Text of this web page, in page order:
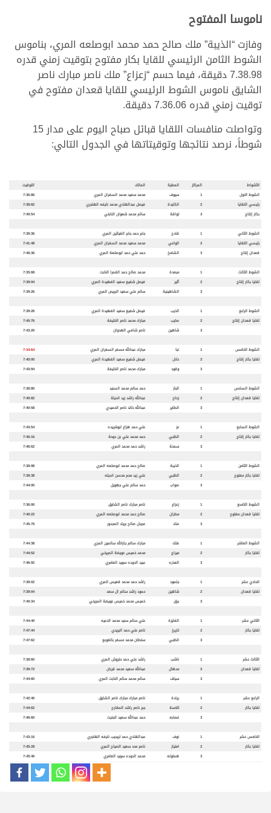
ناموسا المفتوح
وفازت “الذيبة” ملك صالح حمد محمد ابوصلعه المري، بناموس
الشوط الثامن الرئيسي للقايا بكار مفتوح بتوقيت زمني قدره
7.38.98 دقيقة، فيما حسم “زعزاع” ملك ناصر مبارك ناصر
الشايق ناموس الشوط الرئيسي للقايا قعدان مفتوح في
توقيت زمني قدره 7.36.06 دقيقة.
وتواصلت منافسات اللقايا قبائل صباح اليوم على مدار 15
شوطاً، نرصد نتائجها وتوقيتاتها في الجدول التالي:
الأشواط المراكز المطية المالك
التوقيت
الشوط الاول
1 سيوف محمد سعيد محمد السفران المري
7:36:86
رئيسي اللقايا
2 الكايدة فيصل عبدالهادي محمد نايفه الهاجري
7:38:82
بكار إنتاج
3 تواقة سالم محمد شعوان النابتي 7:40:54
الشوط الثاني 1 قادح جابر حمد جابر الغياثين المري
7:39:36
رئيسي اللقايا
2 الواعي محمد سعيد محمد السفران المري
7:41:48
قعدان إنتاج
3 الشامخ حمد علي حمد ابوصلعة المري 7:46:36
الشوط الثالث 1 مبعدة محمد صالح حمد القمرا النابت
7:35:68
لقايا بكار إنتاج
2 أثير فيصل شفيع سعيد الفهيدة المري
7:39:04
3
الشاهينية سالم علي سعيد البريص المري 7:39:26
الشوط الرابع 1 الذيب فيصل شفيع سعيد الفهيدة المري
7:39:26
لقايا قعدان إنتاج
2 صايب مبارك محمد ناصر الخليفة
7:40:76
3
شاهين ناصر شافي الهدوان 7:43:20
الشوط الخامس 1 نبا مبارك عبدالله مسفر السفران المري
7:34:64
لقايا بكار إنتاج
2 دلال فيصل شفيع سعيد الفهيدة المري
7:40:00
3
وقود مبارك محمد ناصر الخليفة 7:43:94
الشوط السادس 1 الباز حمد سالم محمد السنيد
7:38:80
لقايا قعدان إنتاج
2 زحاح عبدالله راشد زيد انديلة
7:40:82
3
الطاير عبدالله خالد ناصر الحميدي 7:40:58
الشوط السابع 1 عز علي حمد هزاع ابوشريده
7:43:54
لقايا بكار إنتاج
2 الظبي حمد محمد علي بن دوحة
7:45:16
3
سمحة راشد حمد محمد المري 7:46:62
الشوط الثامن 1 الذيبة صالح حمد محمد ابوصلعه المري
7:38:98
لقايا بكار مفتوح
2 الظبي علي زيد محم محسن انديله
7:39:38
3
صواب حمد سالم علي جهويل 7:44:00
الشوط التاسع 1 زعزاع ناصر مبارك ناصر الشايق
7:36:06
لقايا قعدان مفتوح
2 مطران صالح حمد محمد ابوصلعه المري
7:40:22
3
عناد عجيان صالح بريك المجدور 7:45:76
الشوط العاشر 1 فلك مبارك سالم جارالله سالمين المري
7:44:38
لقايا بكار
2 ميراج محمد خميس عويضة المريخي
7:44:52
3
العذره عبيد الدوده سويد العامري 7:46:92
الحادي عشر 1 جلمود راشد حمد محمد قعيس المري
7:39:02
لقايا قعدان
2 شاهين حمود راشد سالم ال سعد
7:39:04
3
برق خميس محمد خميس عويضة المريخي 7:40:34
الثاني عشر 1 الفايزة علي سالم سنيد محمد الدعيه
7:44:40
لقايا بكار
2 تاريخ ناصر علي حمد البريدي
7:47:44
3
الظبي سلطان محمد مسفر بالقوبع 7:47:62
الثالث عشر 1 ناشب راشد علي حمد حتروش المري
7:38:60
لقايا قعدان
2 مدهال عبدالله سعيد محمد قربان
7:39:72
3
سياف سالم محمد سالم النابت المري 7:44:60
الرابع عشر 1 ريادة ناصر مبارك مبارك ناصر الشايق
7:42:46
لقايا بكار
2 كلاسة جبر ناصر راشد المقارح
7:44:62
3
غصابه حمد عبدالله سعيد البخيت 7:46:60
الخامس عشر 1 نوف عبدالهادي حمد تريحيب نايفه الهاجري
7:43:16
لقايا بكار
2 امتياز ناصر محد سعيد الصياح المري
7:45:28
3
هملوله محمد الدوده سويد العامري 7:45:46